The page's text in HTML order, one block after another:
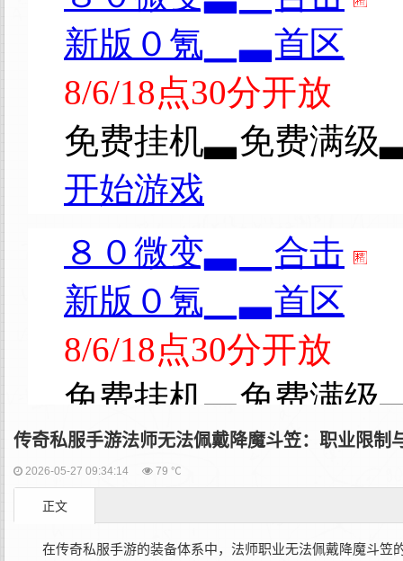
传奇私服手游法师无法佩戴降魔斗笠：职业限制
2026-05-27 09:34:14 79 ℃
正文
在传奇私服手游的装备体系中，法师职业无法佩戴降魔斗